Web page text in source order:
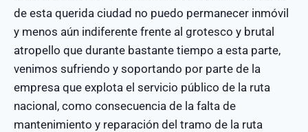
de esta querida ciudad no puedo permanecer inmóvil
y menos aún indiferente frente al grotesco y brutal
atropello que durante bastante tiempo a esta parte,
venimos sufriendo y soportando por parte de la
empresa que explota el servicio público de la ruta
nacional, como consecuencia de la falta de
mantenimiento y reparación del tramo de la ruta